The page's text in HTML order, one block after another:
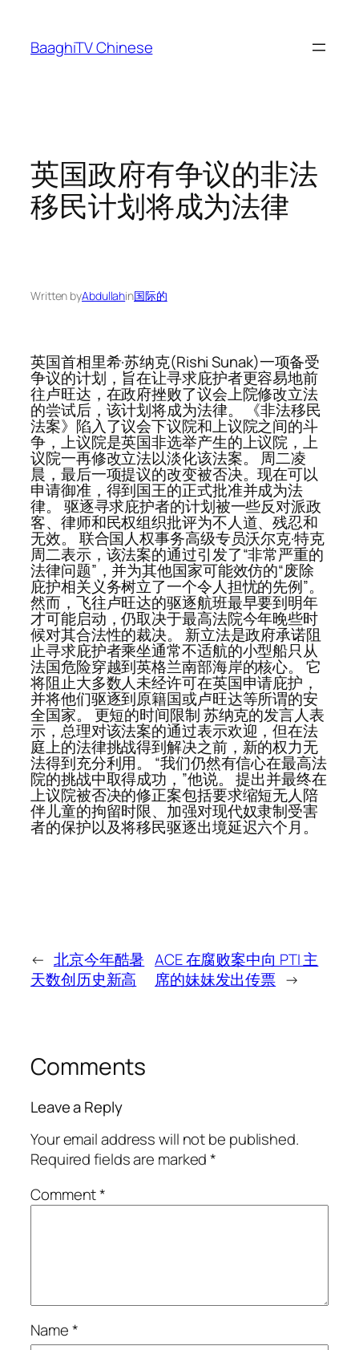
content
BaaghiTV Chinese
英国政府有争议的非法
移民计划将成为法律
Written byAbdullahin国际的
英国首相里希·苏纳克(Rishi Sunak)一项备受
争议的计划，旨在让寻求庇护者更容易地前
往卢旺达，在政府挫败了议会上院修改立法
的尝试后，该计划将成为法律。 《非法移民
法案》陷入了议会下议院和上议院之间的斗
争，上议院是英国非选举产生的上议院，上
议院一再修改立法以淡化该法案。 周二凌
晨，最后一项提议的改变被否决。现在可以
申请御准，得到国王的正式批准并成为法
律。 驱逐寻求庇护者的计划被一些反对派政
客、律师和民权组织批评为不人道、残忍和
无效。 联合国人权事务高级专员沃尔克·特克
周二表示，该法案的通过引发了“非常严重的
法律问题”，并为其他国家可能效仿的“废除
庇护相关义务树立了一个令人担忧的先例”。
然而，飞往卢旺达的驱逐航班最早要到明年
才可能启动，仍取决于最高法院今年晚些时
候对其合法性的裁决。 新立法是政府承诺阻
止寻求庇护者乘坐通常不适航的小型船只从
法国危险穿越到英格兰南部海岸的核心。 它
将阻止大多数人未经许可在英国申请庇护，
并将他们驱逐到原籍国或卢旺达等所谓的安
全国家。 更短的时间限制 苏纳克的发言人表
示，总理对该法案的通过表示欢迎，但在法
庭上的法律挑战得到解决之前，新的权力无
法得到充分利用。 “我们仍然有信心在最高法
院的挑战中取得成功，”他说。 提出并最终在
上议院被否决的修正案包括要求缩短无人陪
伴儿童的拘留时限、加强对现代奴隶制受害
者的保护以及将移民驱逐出境延迟六个月。
← 北京今年酷暑
天数创历史新高
ACE 在腐败案中向 PTI 主
席的妹妹发出传票 →
Comments
Leave a Reply
Your email address will not be published.
Required fields are marked*
Comment*
Name*